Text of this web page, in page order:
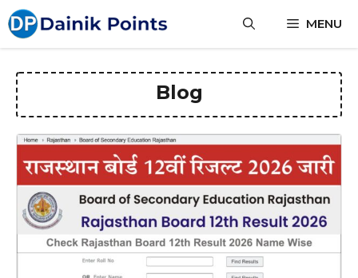
Skip
to
content
MENU
Blog